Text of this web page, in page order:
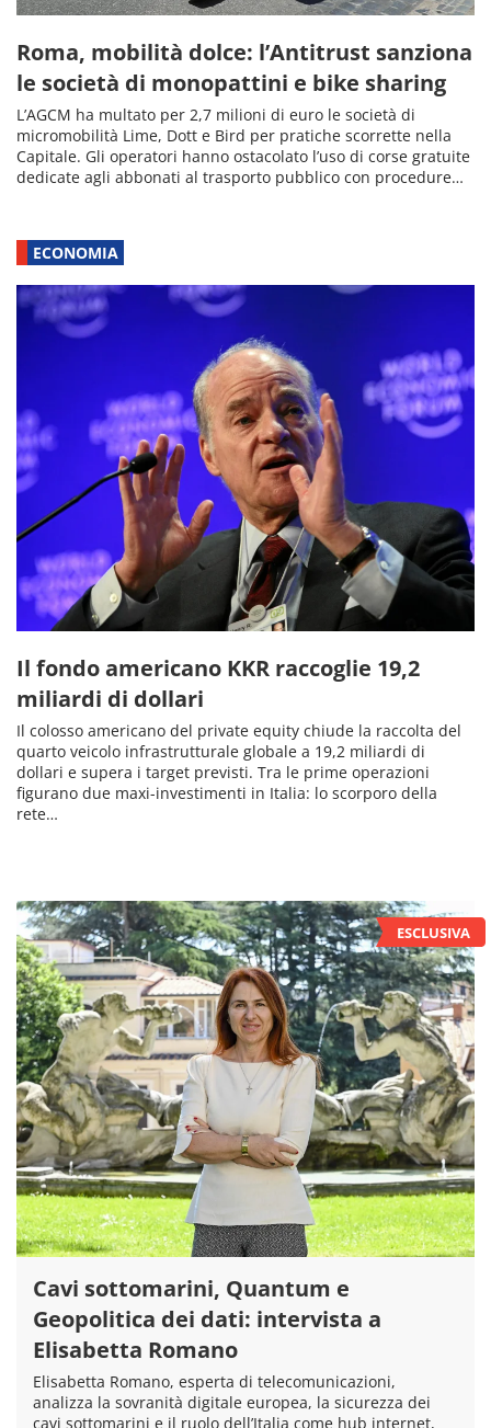
Roma, mobilità dolce: l’Antitrust sanziona
le società di monopattini e bike sharing
L’AGCM ha multato per 2,7 milioni di euro le società di
micromobilità Lime, Dott e Bird per pratiche scorrette nella
Capitale. Gli operatori hanno ostacolato l’uso di corse gratuite
dedicate agli abbonati al trasporto pubblico con procedure…
ECONOMIA
Il fondo americano KKR raccoglie 19,2
miliardi di dollari
Il colosso americano del private equity chiude la raccolta del
quarto veicolo infrastrutturale globale a 19,2 miliardi di
dollari e supera i target previsti. Tra le prime operazioni
figurano due maxi-investimenti in Italia: lo scorporo della
rete…
Cavi sottomarini, Quantum e
Geopolitica dei dati: intervista a
Elisabetta Romano
Elisabetta Romano, esperta di telecomunicazioni,
analizza la sovranità digitale europea, la sicurezza dei
cavi sottomarini e il ruolo dell’Italia come hub internet,